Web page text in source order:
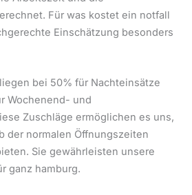
Für was kostet ein notfall
Einschätzung besonders
bei 50% für Nachteinsätze
Wochenend- und
Zuschläge ermöglichen es uns,
der normalen Öffnungszeiten
Sie gewährleisten unsere
ganz hamburg.